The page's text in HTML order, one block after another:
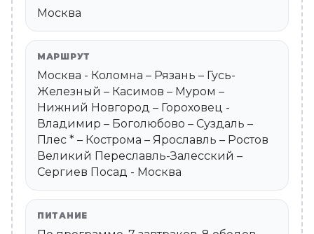
Москва
МАРШРУТ
Москва - Коломна – Рязань – Гусь-
Железный – Касимов – Муром –
Нижний Новгород – Гороховец -
Владимир – Боголюбово – Суздаль –
Плес * – Кострома – Ярославль – Ростов
Великий Переславль-Залесский –
Сергиев Посад - Москва
ПИТАНИЕ